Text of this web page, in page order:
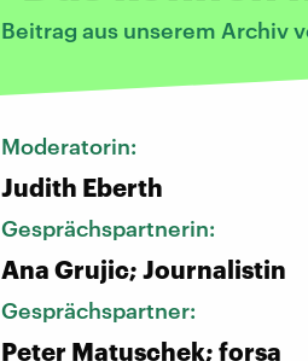
Beitrag aus unserem Archiv
Moderatorin:
Judith Eberth
Gesprächspartnerin:
Ana Grujic; Journalistin
Gesprächspartner:
Peter Matuschek; forsa